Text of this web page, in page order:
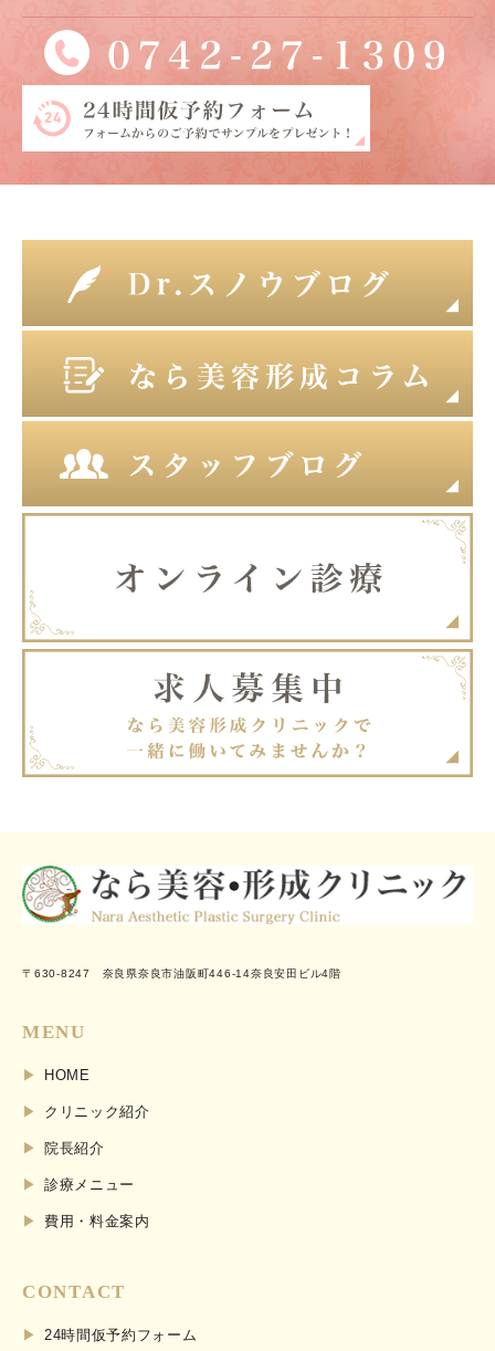
〒630-8247 奈良県奈良市油阪町446-14奈良安田ビル4階
MENU
HOME
クリニック紹介
院長紹介
診療メニュー
費用・料金案内
CONTACT
24時間仮予約フォーム